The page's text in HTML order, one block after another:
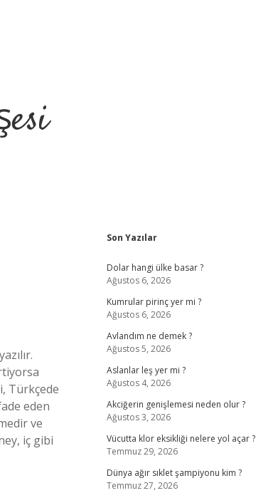
Türkçede
eden
ve
iç gibi
Sidebar
Son Yazılar
Dolar hangi ülke basar ?
Ağustos 6, 2026
Kumrular pirinç yer mi ?
Ağustos 6, 2026
Avlandım ne demek ?
Ağustos 5, 2026
Aslanlar leş yer mi ?
Ağustos 4, 2026
Akciğerin genişlemesi neden olur ?
Ağustos 3, 2026
Vücutta klor eksikliği nelere yol açar ?
Temmuz 29, 2026
Dünya ağır sıklet şampiyonu kim ?
Temmuz 27, 2026